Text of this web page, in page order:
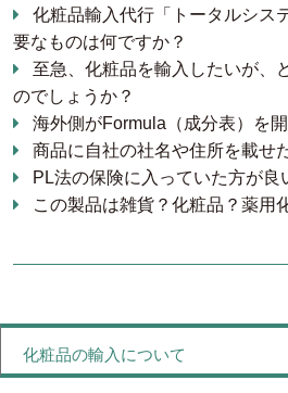
化粧品の輸入について
化粧品輸入代行「トータルシス
要なものは何ですか？
至急、化粧品を輸入したいが、
のでしょうか？
海外側がFormula（成分表）を開
商品に自社の社名や住所を載せ
PL法の保険に入っていた方が良
この製品は雑貨？化粧品？薬用